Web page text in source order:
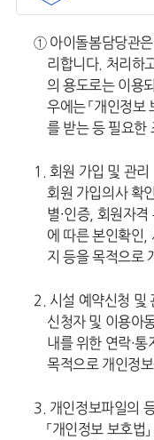
① 아이돌봄담당관은
리합니다. 처리하
의 용도로는 이용
우에는 「개인정보
를 받는 등 필요한
1. 회원 가입 및 관리
회원 가입의사 확
별·인증, 회원자
에 따른 본인확인,
지 등을 목적으로
2. 시설 예약신청 및
신청자 및 이용아
내를 위한 연락·
목적으로 개인정
3. 개인정보파일의
「개인정보 보호법